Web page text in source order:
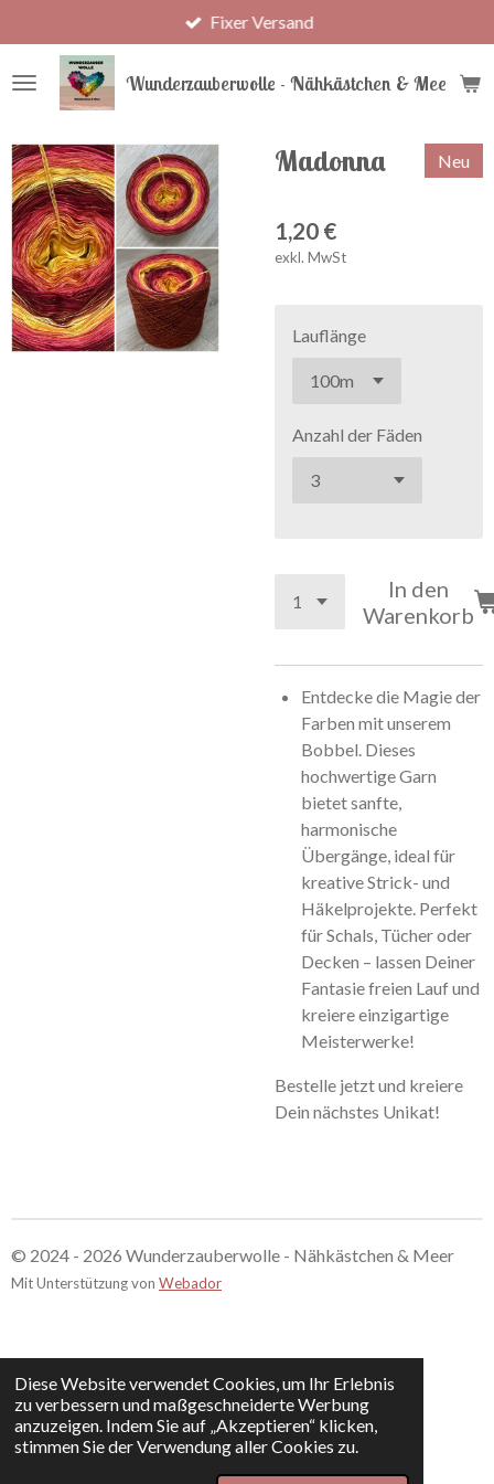
Diese Website verwendet Cookies, um Ihr Erlebnis
zu verbessern und maßgeschneiderte Werbung
anzuzeigen. Indem Sie auf „Akzeptieren“ klicken,
stimmen Sie der Verwendung aller Cookies zu.
Hauptinhalt
springen
Wunderzauberwolle - Nähkästchen & Meer
Fixer Versand
Madonna Neu
1,20 €
exkl. MwSt
Lauflänge
Anzahl der Fäden
In den
Warenkorb
Entdecke die Magie der
Farben mit unserem
Bobbel. Dieses
hochwertige Garn
bietet sanfte,
harmonische
Übergänge, ideal für
kreative Strick- und
Häkelprojekte. Perfekt
für Schals, Tücher oder
Decken – lassen Deiner
Fantasie freien Lauf und
kreiere einzigartige
Meisterwerke!
Bestelle jetzt und kreiere
Dein nächstes Unikat!
© 2024 - 2026 Wunderzauberwolle - Nähkästchen & Meer
Mit Unterstützung von Webador